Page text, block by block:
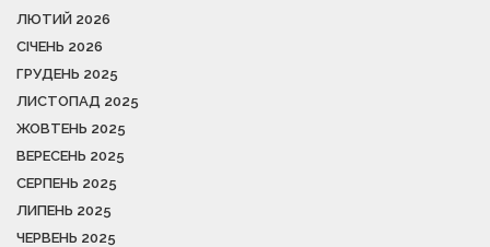
ЛЮТИЙ 2026
СІЧЕНЬ 2026
ГРУДЕНЬ 2025
ЛИСТОПАД 2025
ЖОВТЕНЬ 2025
ВЕРЕСЕНЬ 2025
СЕРПЕНЬ 2025
ЛИПЕНЬ 2025
ЧЕРВЕНЬ 2025